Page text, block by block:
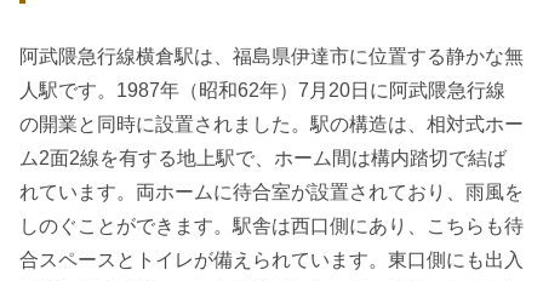
阿武隈急行線横倉駅は、福島県伊達市に位置する静かな無
人駅です。1987年（昭和62年）7月20日に阿武隈急行線
の開業と同時に設置されました。駅の構造は、相対式ホー
ム2面2線を有する地上駅で、ホーム間は構内踏切で結ば
れています。両ホームに待合室が設置されており、雨風を
しのぐことができます。駅舎は西口側にあり、こちらも待
合スペースとトイレが備えられています。東口側にも出入